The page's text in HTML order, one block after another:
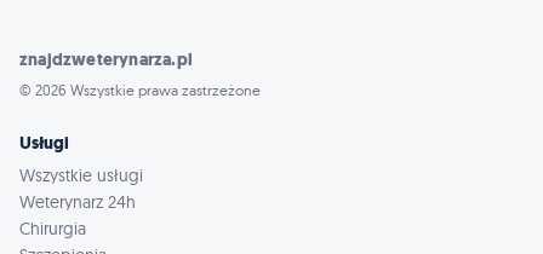
znajdzweterynarza.pl
© 2026 Wszystkie prawa zastrzeżone
Usługi
Wszystkie usługi
Weterynarz 24h
Chirurgia